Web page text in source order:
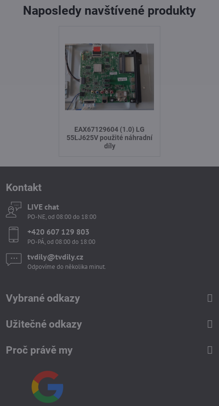
Naposledy navštívené produkty
EAX67129604 (1.0) LG
55LJ625V použité náhradní
díly
Kontakt
LIVE chat
PO-NE, od 08:00 do 18:00
+420 607 129 803
PO-PÁ, od 08:00 do 18:00
tvdily​@tvdily​.cz
Odpovíme do několika minut.
Vybrané odkazy
Užitečné odkazy
Proč právě my